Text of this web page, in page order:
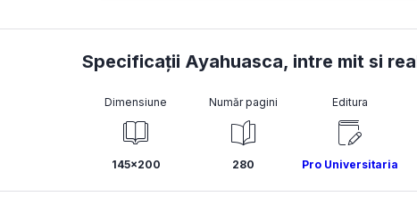
Specificații Ayahuasca, intre mit si
Dimensiune
145x200
Număr pagini
280
Editura
Pro Universitaria